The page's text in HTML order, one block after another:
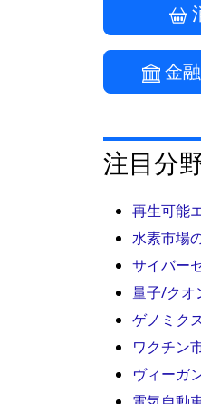
金
注目分
再生可能
水素市場
サイバー
量子/クオ
ゲノミク
ワクチン
ヴィーガ